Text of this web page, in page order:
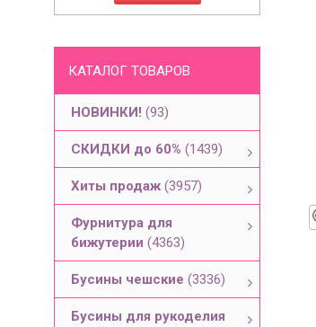
КАТАЛОГ ТОВАРОВ
НОВИНКИ! (93)
СКИДКИ до 60% (1439)
Хиты продаж (3957)
Фурнитура для
бижутерии (4363)
Бусины чешские (3336)
Бусины для рукоделия